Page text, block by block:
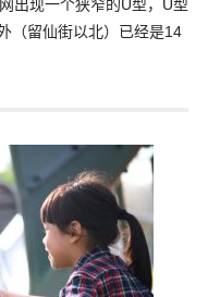
出现一个狭窄的U型，U型
（留仙街以北）已经是14